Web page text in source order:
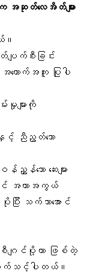
ဆုတ်လေအိတ်များ
။
ျက်စီးခြင်း
ထောက်အကူ ပြုပါ
များကို
နှင့် ညီညွတ်သော
သော ဆေးများ
ာင် အကာအကွယ်
း သက်သာအောင်
ဂျင်ပို့တာ ဖြစ်တဲ့
က်သင့်ပါတယ်။